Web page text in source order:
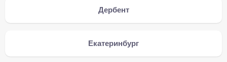
Дербент
Екатеринбург